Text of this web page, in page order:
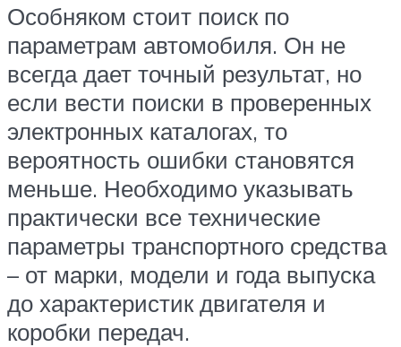
Особняком стоит поиск по
параметрам автомобиля. Он не
всегда дает точный результат, но
если вести поиски в проверенных
электронных каталогах, то
вероятность ошибки становятся
меньше. Необходимо указывать
практически все технические
параметры транспортного средства
– от марки, модели и года выпуска
до характеристик двигателя и
коробки передач.